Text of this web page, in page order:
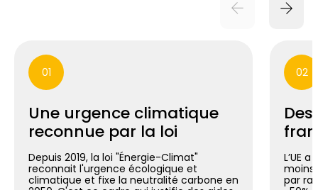
01
Une urgence climatique
reconnue par la loi
Depuis 2019, la loi "Énergie-Climat"
reconnait l'urgence écologique et
climatique et fixe la neutralité carbone en
02
L’UE
moins
par